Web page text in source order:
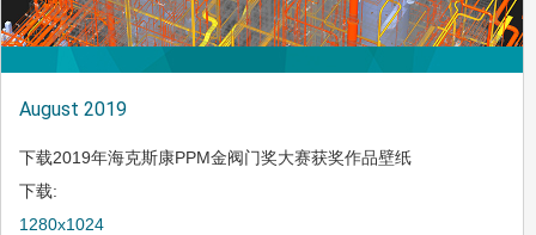
August 2019
下载2019年海克斯康PPM金阀门奖大赛获奖作品壁纸
下载:
1280x1024